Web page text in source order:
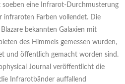
soeben eine Infrarot-Durchmusterung
infraroten Farben vollendet. Die
bekannten Galaxien mit
des Himmels gemessen wurden,
und öffentlich gemacht worden sind.
Journal veröffentlicht die
Infrarotbänder auffallend